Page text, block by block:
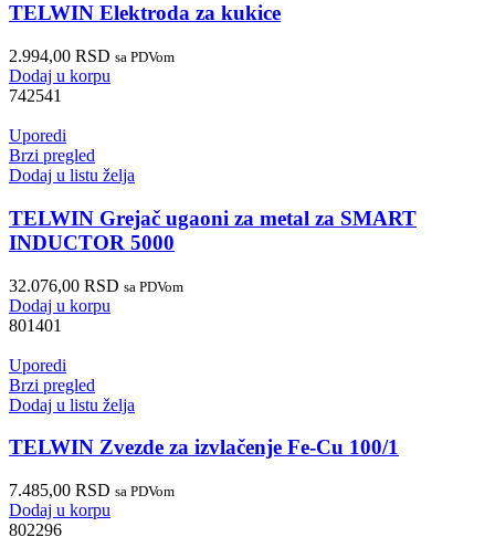
TELWIN Elektroda za kukice
2.994,00 RSD sa PDVom
Dodaj u korpu
742541
Uporedi
Brzi pregled
Dodaj u listu želja
TELWIN Grejač ugaoni za metal za SMART
INDUCTOR 5000
32.076,00 RSD sa PDVom
Dodaj u korpu
801401
Uporedi
Brzi pregled
Dodaj u listu želja
TELWIN Zvezde za izvlačenje Fe-Cu 100/1
7.485,00 RSD sa PDVom
Dodaj u korpu
802296